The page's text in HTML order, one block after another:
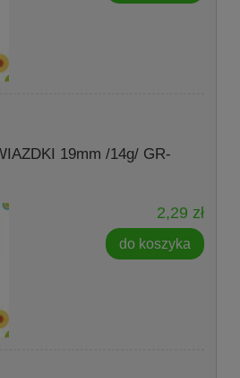
19mm /14g/ GR-
2,29 zł
do koszyka